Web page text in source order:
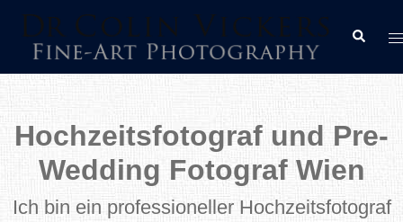
Zum
Inhalt
springen
Suche
Hochzeitsfotograf und Pre-
Wedding Fotograf Wien
Ich bin ein professioneller Hochzeitsfotograf